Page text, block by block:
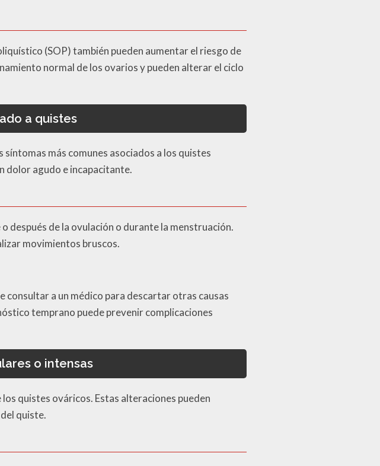
(SOP) también pueden aumentar el riesgo de
normal de los ovarios y pueden alterar el ciclo
a quistes
más comunes asociados a los quistes
dolor agudo e incapacitante.
después de la ovulación o durante la menstruación.
movimientos bruscos.
a un médico para descartar otras causas
temprano puede prevenir complicaciones
o intensas
quistes ováricos. Estas alteraciones pueden
quiste.